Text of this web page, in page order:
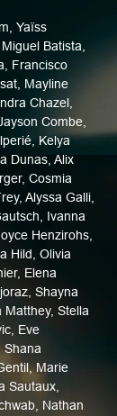
Yaïss
Batista,
Francisco
Mayline
Chazel,
Combe,
Kelya
Dunas, Alix
Cosmia
Alyssa Galli,
Ivanna
Henzirohs,
Hild, Olivia
Elena
Shayna
Stella
Eve
Shana
Marie
Sautaux,
Nathan